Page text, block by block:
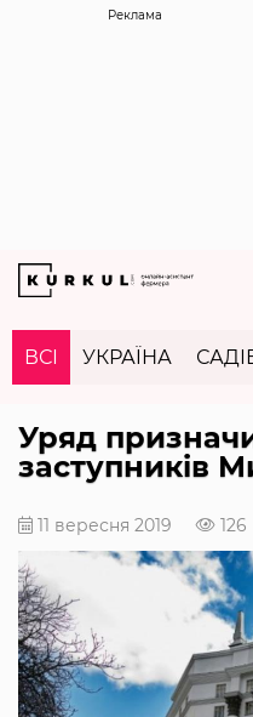
Реклама
ВСІ УКРАЇНА
Уряд
заступників
11 вересня 2019 126